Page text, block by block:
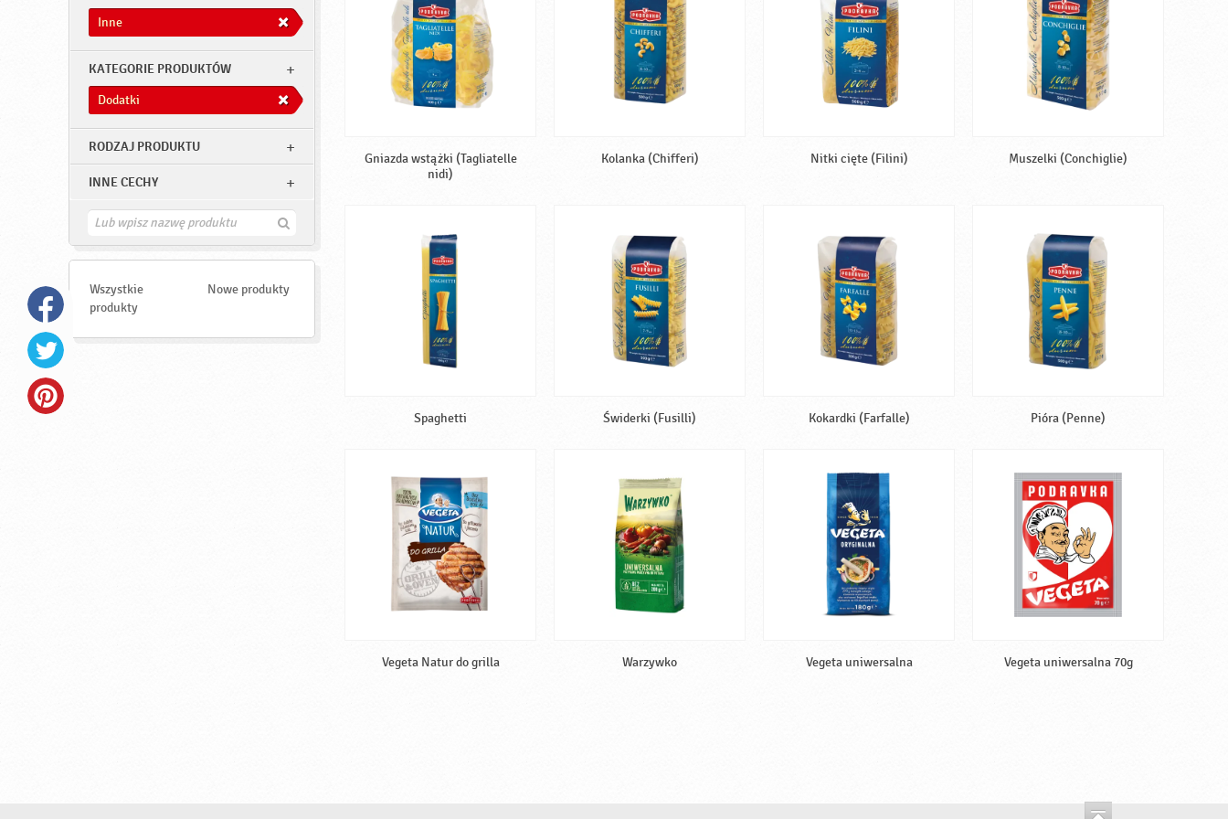
Inne
KATEGORIE PRODUKTÓW
Dodatki
RODZAJ PRODUKTU
INNE CECHY
Z
d
Wszystkie
produkty
Nowe produkty
Gniazda wstążki (Tagliatelle
nidi)
Kolanka (Chifferi) Nitki cięte (Filini) Muszelki (Conchiglie)
Spaghetti Świderki (Fusilli) Kokardki (Farfalle) Pióra (Penne)
Vegeta Natur do grilla Warzywko Vegeta uniwersalna Vegeta uniwersalna 70g